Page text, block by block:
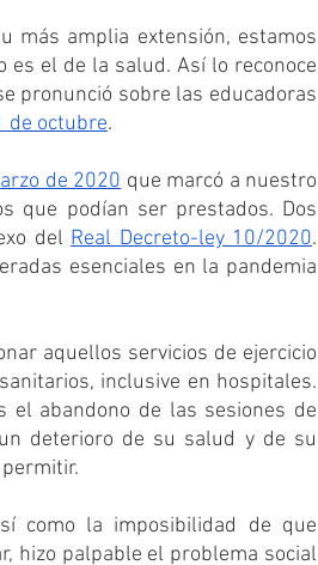
más amplia extensión, estamos
es el de la salud. Así lo reconoce
pronunció sobre las educadoras
de octubre.
de 2020 que marcó a nuestro
que podían ser prestados. Dos
del Real Decreto-ley 10/2020.
esenciales en la pandemia
aquellos servicios de ejercicio
inclusive en hospitales.
el abandono de las sesiones de
deterioro de su salud y de su
como la imposibilidad de que
hizo palpable el problema social